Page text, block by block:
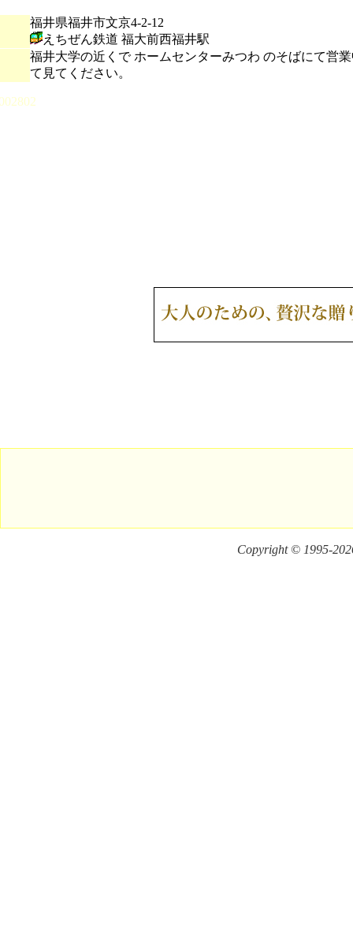
福井県福井市文京4-2-12
えちぜん鉄道 福大前西福井駅
福井大学の近くで ホームセンターみつわ のそばにて営
て見てください。
Copyright © 1995-